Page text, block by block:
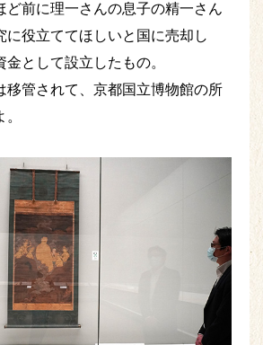
ど前に理一さんの息子の精一さん
に役立ててほしいと国に売却し
として設立したもの。
移管されて、京都国立博物館の所